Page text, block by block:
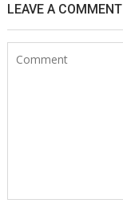
LEAVE A COMMENT